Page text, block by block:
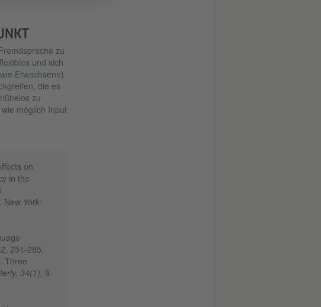
zu
und sich
Erwachsene)
die es
zu
möglich Input
on
in the
New York:
251-285.
Three
34(1), 9-